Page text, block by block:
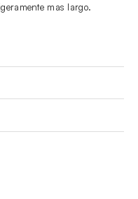
mas largo.